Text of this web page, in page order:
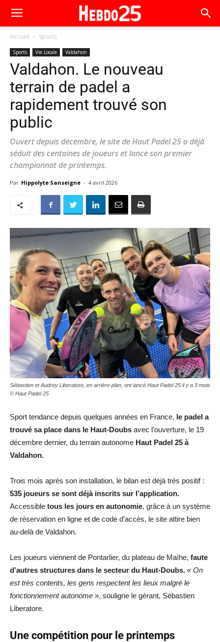
Accueil Sports
Sports Vie Locale Valdahon
Valdahon. Le nouveau
terrain de padel a
rapidement trouvé son
public
Ouvert depuis décembre, le site de Haut Padel 25 a déjà
séduit des centaines de joueurs et lance son premier
championnat de printemps.
Par Hippolyte Sanseigne - 4 avril 2026
Sébastien et Audrey Liberatore, en arrière-plan, ont lancé Haut Padel 25 il y a 3 mois
© Haut Padel 25
Sport tendance depuis quelques années en France, le padel a
trouvé sa place dans le Haut-Doubs avec l’ouverture, le 19
décembre dernier, du terrain autonome Haut Padel 25 à
Valdahon.
Trois mois après son installation, le bilan est déjà très positif :
535 joueurs se sont déjà inscrits sur l’application.
Accessible tous les jours en autonomie, grâce à un système
de réservation en ligne et de code d’accès, le site attire bien
au-delà de Valdahon.
Les joueurs viennent de Pontarlier, du plateau de Maìhe, faute
d’autres structures dans le secteur du Haut-Doubs. « On
est très contents, les gens respectent les lieux malgré le
fonctionnement autonome », souligne le gérant, Sébastien
Liberatore.
Une compétition pour le printemps